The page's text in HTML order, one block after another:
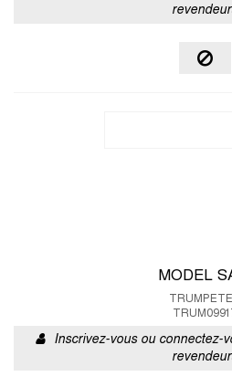
MODEL
Inscrivez-vous ou connectez-